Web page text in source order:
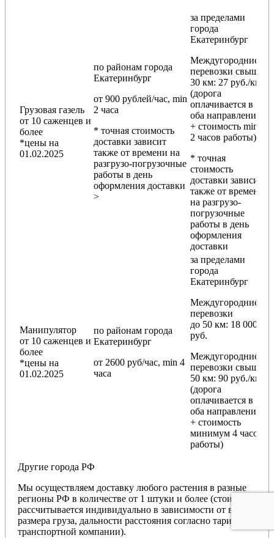
Грузовая газель
от 10 саженцев и
более
*цены на
01.02.2025
по районам города
Екатеринбург
от 900 рублей/час, min
2 часа
* точная стоимость
доставки зависит
также от времени на
разгрузо-погрузочные
работы в день
оформления доставки
>
за пределами
города
Екатеринбург
Междугородние
перевозки свыше
30 км: 27 руб./км
(дорога
оплачивается в
оба направления
+ стоимость min
2 часов работы)
* точная
стоимость
доставки зависит
также от времени
на разгрузо-
погрузочные
работы в день
оформления
доставки
Манипулятор
от 10 саженцев и
более
*цены на
01.02.2025
по районам города
Екатеринбург
от 2600 руб/час, min 4
часа
за пределами
города
Екатеринбург
Междугородние
перевозки
до 50 км: 18 000
руб.
Междугородние
перевозки свыше
50 км: 90 руб./км
(дорога
оплачивается в
оба направления
+ стоимость
минимум 4 часов
работы)
Другие города РФ
Мы осуществляем доставку любого растения в разные
регионы РФ в количестве от 1 штуки и более (стоимость
рассчитывается индивидуально в зависимости от веса,
размера груза, дальности расстояния согласно тарифам
транспортной компании).